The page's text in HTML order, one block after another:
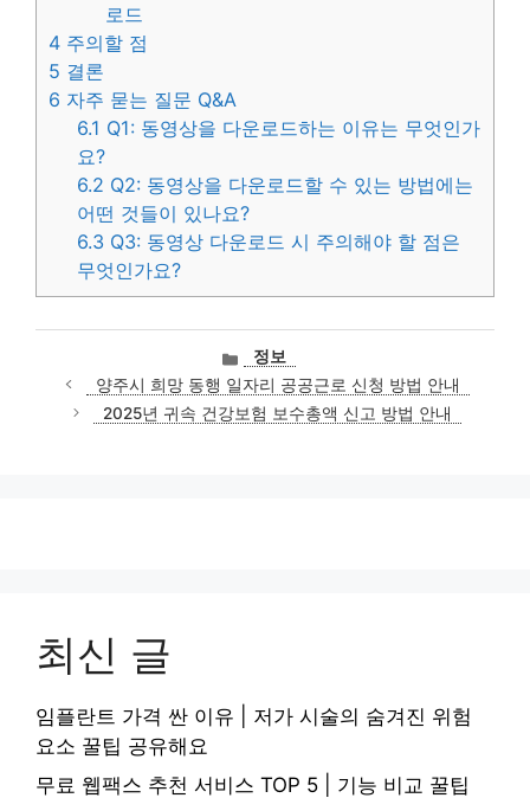
로드
4 주의할 점
5 결론
6 자주 묻는 질문 Q&A
6.1 Q1: 동영상을 다운로드하는 이유는 무엇인가
요?
6.2 Q2: 동영상을 다운로드할 수 있는 방법에는
어떤 것들이 있나요?
6.3 Q3: 동영상 다운로드 시 주의해야 할 점은
무엇인가요?
카
테
고
리
정보
양주시 희망 동행 일자리 공공근로 신청 방법 안내
2025년 귀속 건강보험 보수총액 신고 방법 안내
최신 글
임플란트 가격 싼 이유 | 저가 시술의 숨겨진 위험
요소 꿀팁 공유해요
무료 웹팩스 추천 서비스 TOP 5 | 기능 비교 꿀팁